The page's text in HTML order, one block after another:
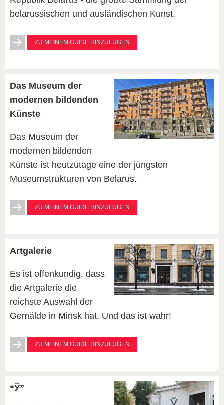
belarussischen und ausländischen Kunst.
ZU MEINEM GUIDE HINZUFÜGEN
Das Museum der
modernen bildenden
Künste
Das Museum der
modernen bildenden
Künste ist heutzutage eine der jüngsten
Museumstrukturen von Belarus.
ZU MEINEM GUIDE HINZUFÜGEN
Artgalerie
Es ist offenkundig, dass
die Artgalerie die
reichste Auswahl der
Gemälde in Minsk hat. Und das ist wahr!
ZU MEINEM GUIDE HINZUFÜGEN
“Ў”